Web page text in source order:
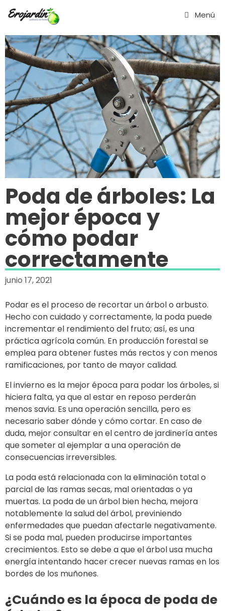
Menú
Poda de árboles: La
mejor época y
cómo podar
correctamente
junio 17, 2021
Podar es el proceso de recortar un árbol o arbusto.
Hecho con cuidado y correctamente, la poda puede
incrementar el rendimiento del fruto; así, es una
práctica agrícola común. En producción forestal se
emplea para obtener fustes más rectos y con menos
ramificaciones, por tanto de mayor calidad.
El invierno es la mejor época para podar los árboles, si
hiciera falta, ya que al estar en reposo perderán
menos savia. Es una operación sencilla, pero es
necesario saber dónde y cómo cortar. En caso de
duda, mejor consultar en el centro de jardinería antes
que someter al ejemplar a una operación de
consecuencias irreversibles.
La poda está relacionada con la eliminación total o
parcial de las ramas secas, mal orientadas o ya
muertas. La poda de un árbol bien hecha, mejora
notablemente la salud del árbol, previniendo
enfermedades que puedan afectarle negativamente.
Si se poda mal, pueden producirse importantes
crecimientos. Esto se debe a que el árbol usa mucha
energí­a intentando hacer crecer nuevas ramas en los
bordes de los muñones.
¿Cuándo es la época de poda de